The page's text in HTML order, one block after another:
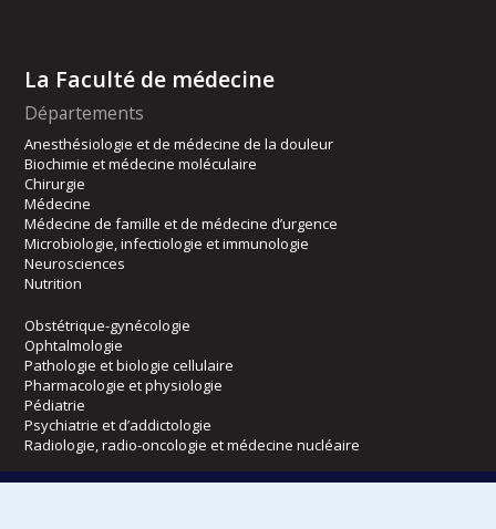
La Faculté de médecine
Départements
Anesthésiologie et de médecine de la douleur
Biochimie et médecine moléculaire
Chirurgie
Médecine
Médecine de famille et de médecine d’urgence
Microbiologie, infectiologie et immunologie
Neurosciences
Nutrition
Obstétrique-gynécologie
Ophtalmologie
Pathologie et biologie cellulaire
Pharmacologie et physiologie
Pédiatrie
Psychiatrie et d’addictologie
Radiologie, radio-oncologie et médecine nucléaire